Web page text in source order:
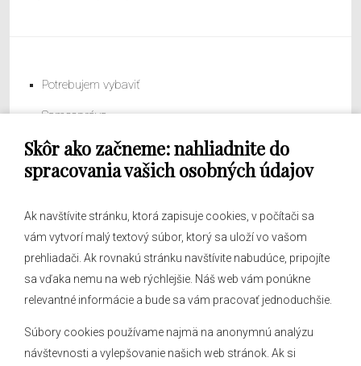
Skôr ako začneme: nahliadnite do
spracovania vašich osobných údajov
Ak navštívite stránku, ktorá zapisuje cookies, v počítači sa
vám vytvorí malý textový súbor, ktorý sa uloží vo vašom
prehliadači. Ak rovnakú stránku navštívite nabudúce, pripojíte
sa vďaka nemu na web rýchlejšie. Náš web vám ponúkne
relevantné informácie a bude sa vám pracovať jednoduchšie.
Súbory cookies používame najmä na anonymnú analýzu
návštevnosti a vylepšovanie našich web stránok. Ak si
Potrebujem vybaviť
Samospráva
Obecný úrad
O obci
Hlásenia obecného rozhlasu